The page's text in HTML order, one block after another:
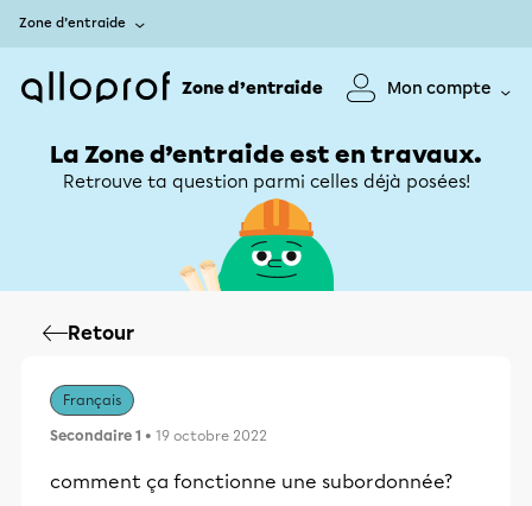
Zone d’entraide
Zone d’entraide Mon compte
La Zone d’entraide est en travaux.
Retrouve ta question parmi celles déjà posées!
Retour
Français
Secondaire 1 • 19 octobre 2022
comment ça fonctionne une subordonnée?